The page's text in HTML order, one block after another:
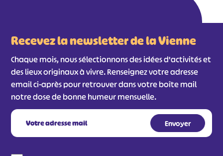
Recevez la newsletter de la Vienne
Chaque mois, nous sélectionnons des idées d'activités et
des lieux originaux à vivre. Renseignez votre adresse
email ci-après pour retrouver dans votre boîte mail
notre dose de bonne humeur mensuelle.
#